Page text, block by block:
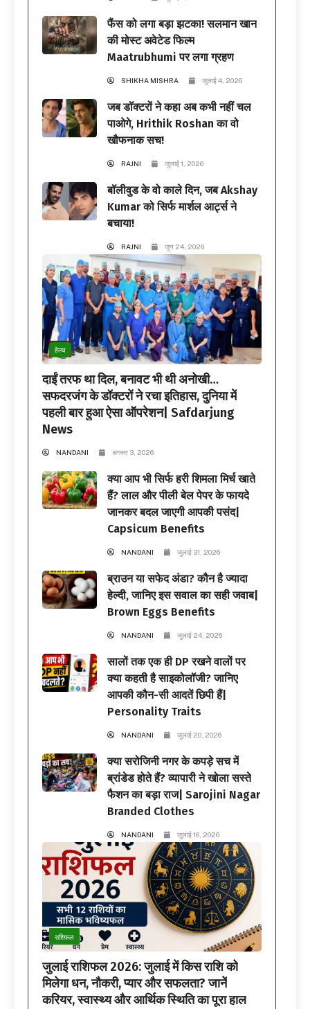
फैंस को लगा बड़ा झटका! सलमान खान
की मोस्ट अवेटेड फिल्म
Maatrubhumi पर लगा ग्रहण
SHIKHA MISHRA जुलाई 4, 2026
जब डॉक्टरों ने कहा अब कभी नहीं चल
पाओगे, Hrithik Roshan का वो
खौफनाक सच!
RAJNI जुलाई 1, 2026
बॉलीवुड के वो काले दिन, जब Akshay
Kumar को सिर्फ मार्शल आर्ट्स ने
बचाया!
RAJNI जून 24, 2026
हेल्थ
दाईं तरफ था दिल, बनावट भी थी अनोखी…
सफदरजंग के डॉक्टरों ने रचा इतिहास, दुनिया में
पहली बार हुआ ऐसा ऑपरेशन| Safdarjung
News
NANDANI अगस्त 3, 2026
क्या आप भी सिर्फ हरी शिमला मिर्च खाते
हैं? लाल और पीली बेल पेपर के फायदे
जानकर बदल जाएगी आपकी पसंद|
Capsicum Benefits
NANDANI जुलाई 31, 2026
ब्राउन या सफेद अंडा? कौन है ज्यादा
हेल्दी, जानिए इस सवाल का सही जवाब|
Brown Eggs Benefits
NANDANI जुलाई 24, 2026
सालों तक एक ही DP रखने वालों पर
क्या कहती है साइकोलॉजी? जानिए
आपकी कौन-सी आदतें छिपी हैं|
Personality Traits
NANDANI जुलाई 20, 2026
क्या सरोजिनी नगर के कपड़े सच में
ब्रांडेड होते हैं? व्यापारी ने खोला सस्ते
फैशन का बड़ा राज| Sarojini Nagar
Branded Clothes
NANDANI जुलाई 16, 2026
राशिफल
जुलाई राशिफल 2026: जुलाई में किस राशि को
मिलेगा धन, नौकरी, प्यार और सफलता? जानें
करियर, स्वास्थ्य और आर्थिक स्थिति का पूरा हाल